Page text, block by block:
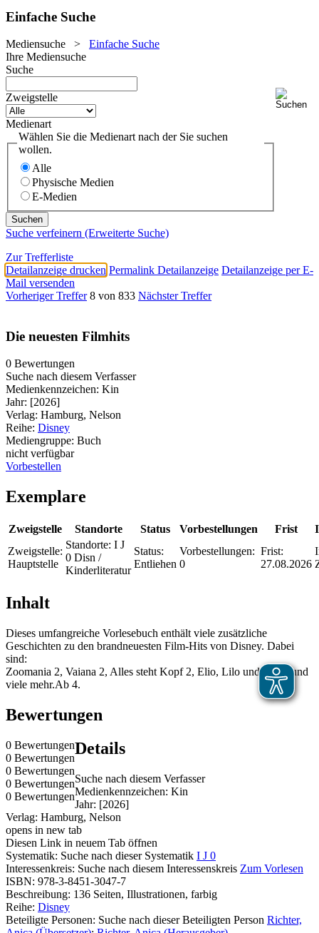
Einfache Suche
Mediensuche > Einfache Suche
Ihre Mediensuche
Suche
Zweigstelle
Medienart
Wählen Sie die Medienart nach der Sie suchen
wollen.
Alle
Physische Medien
E-Medien
Suche verfeinern (Erweiterte Suche)
Zur Trefferliste
Detailanzeige drucken Permalink Detailanzeige Detailanzeige per E-
Mail versenden
Vorheriger Treffer 8 von 833 Nächster Treffer
Die neuesten Filmhits
0 Bewertungen
Suche nach diesem Verfasser
Medienkennzeichen: Kin
Jahr: [2026]
Verlag: Hamburg, Nelson
Reihe: Disney
Mediengruppe: Buch
nicht verfügbar
Vorbestellen
Exemplare
Zweigstelle Standorte Status Vorbestellungen Frist
Zweigstelle:
Hauptstelle
Standorte: I J
0 Disn /
Kinderliteratur
Status:
Entliehen
Vorbestellungen:
0
Frist:
27.08.2026
Inhalt
Dieses umfangreiche Vorlesebuch enthält viele zusätzliche
Geschichten zu den brandneuesten Film-Hits von Disney. Dabei
sind:
Zoomania 2, Vaiana 2, Alles steht Kopf 2, Elio, Lilo und Stitch und
viele mehr.Ab 4.
Bewertungen
0 Bewertungen
0 Bewertungen
0 Bewertungen
0 Bewertungen
0 Bewertungen
Details
Suche nach diesem Verfasser
Medienkennzeichen: Kin
Jahr: [2026]
Verlag: Hamburg, Nelson
opens in new tab
Diesen Link in neuem Tab öffnen
Systematik: Suche nach dieser Systematik I J 0
Interessenkreis: Suche nach diesem Interessenskreis Zum Vorlesen
ISBN: 978-3-8451-3047-7
Beschreibung: 136 Seiten, Illustrationen, farbig
Reihe: Disney
Beteiligte Personen: Suche nach dieser Beteiligten Person Richter,